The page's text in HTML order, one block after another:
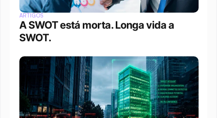
ARTIGOS
A SWOT está morta. Longa vida a
SWOT.